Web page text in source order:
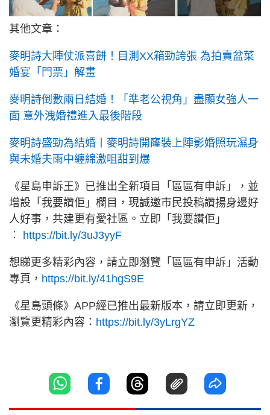
其他文章：
麥明詩大陣仗派喜餅！目測XX箱勁誇張 為拍賣盆菜
婚宴「門票」解畫
麥明詩倒數兩日結婚！「準老公視角」盡顯女強人一
面 意外洩婚禮進入最後階段
麥明詩盛勁為結婚丨麥明詩開窿裝上陣影婚照玩濕身
與未婚夫雨中纏綿激咀甜到爆
《星島申訴王》已推出全新項目「區區有申訴」，並
增設「我要讚佢」欄目，現誠邀市民投稿讚揚身邊好
人好事，共建更有愛社區。立即「我要讚佢」
︰ https://bit.ly/3uJ3yyF
想睇更多精彩內容，請立即瀏覽「區區有申訴」活動
專頁， https://bit.ly/41hgS9E
《星島頭條》APP經已推出最新版本，請立即更新，
瀏覽更精彩內容： https://bit.ly/3yLrgYZ